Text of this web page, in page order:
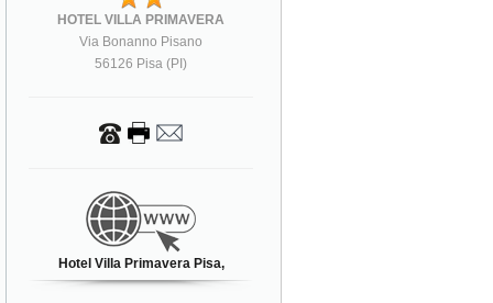
HOTEL VILLA PRIMAVERA
Via Bonanno Pisano
56126 Pisa (PI)
Hotel Villa Primavera Pisa,